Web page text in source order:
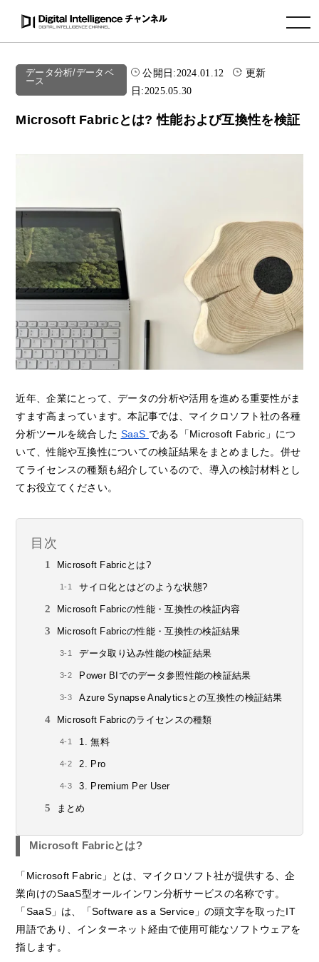
toggle navigation
データ分析/データベ
ース
公開日:2024.01.12
更新
日:2025.05.30
Microsoft Fabricとは? 性能および互換性を検証
近年、企業にとって、データの分析や活用を進める重要性がま
すます高まっています。本記事では、マイクロソフト社の各種
分析ツールを統合した SaaS である「Microsoft Fabric」につ
いて、性能や互換性についての検証結果をまとめました。併せ
てライセンスの種類も紹介しているので、導入の検討材料とし
てお役立てください。
目次
Microsoft Fabricとは?
サイロ化とはどのような状態?
Microsoft Fabricの性能・互換性の検証内容
Microsoft Fabricの性能・互換性の検証結果
データ取り込み性能の検証結果
Power BIでのデータ参照性能の検証結果
Azure Synapse Analyticsとの互換性の検証結果
Microsoft Fabricのライセンスの種類
1. 無料
2. Pro
3. Premium Per User
まとめ
Microsoft Fabricとは?
「Microsoft Fabric」とは、マイクロソフト社が提供する、企
業向けのSaaS型オールインワン分析サービスの名称です。
「SaaS」は、「Software as a Service」の頭文字を取ったIT
用語であり、インターネット経由で使用可能なソフトウェアを
指します。